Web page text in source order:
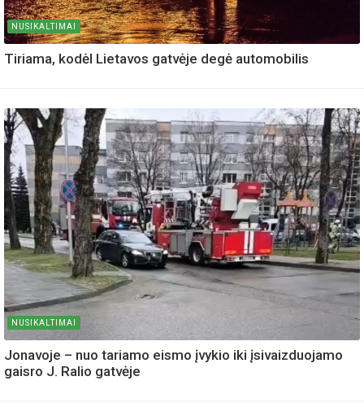
NUSIKALTIMAI
Tiriama, kodėl Lietavos gatvėje degė automobilis
NUSIKALTIMAI
Jonavoje – nuo tariamo eismo įvykio iki įsivaizduojamo
gaisro J. Ralio gatvėje